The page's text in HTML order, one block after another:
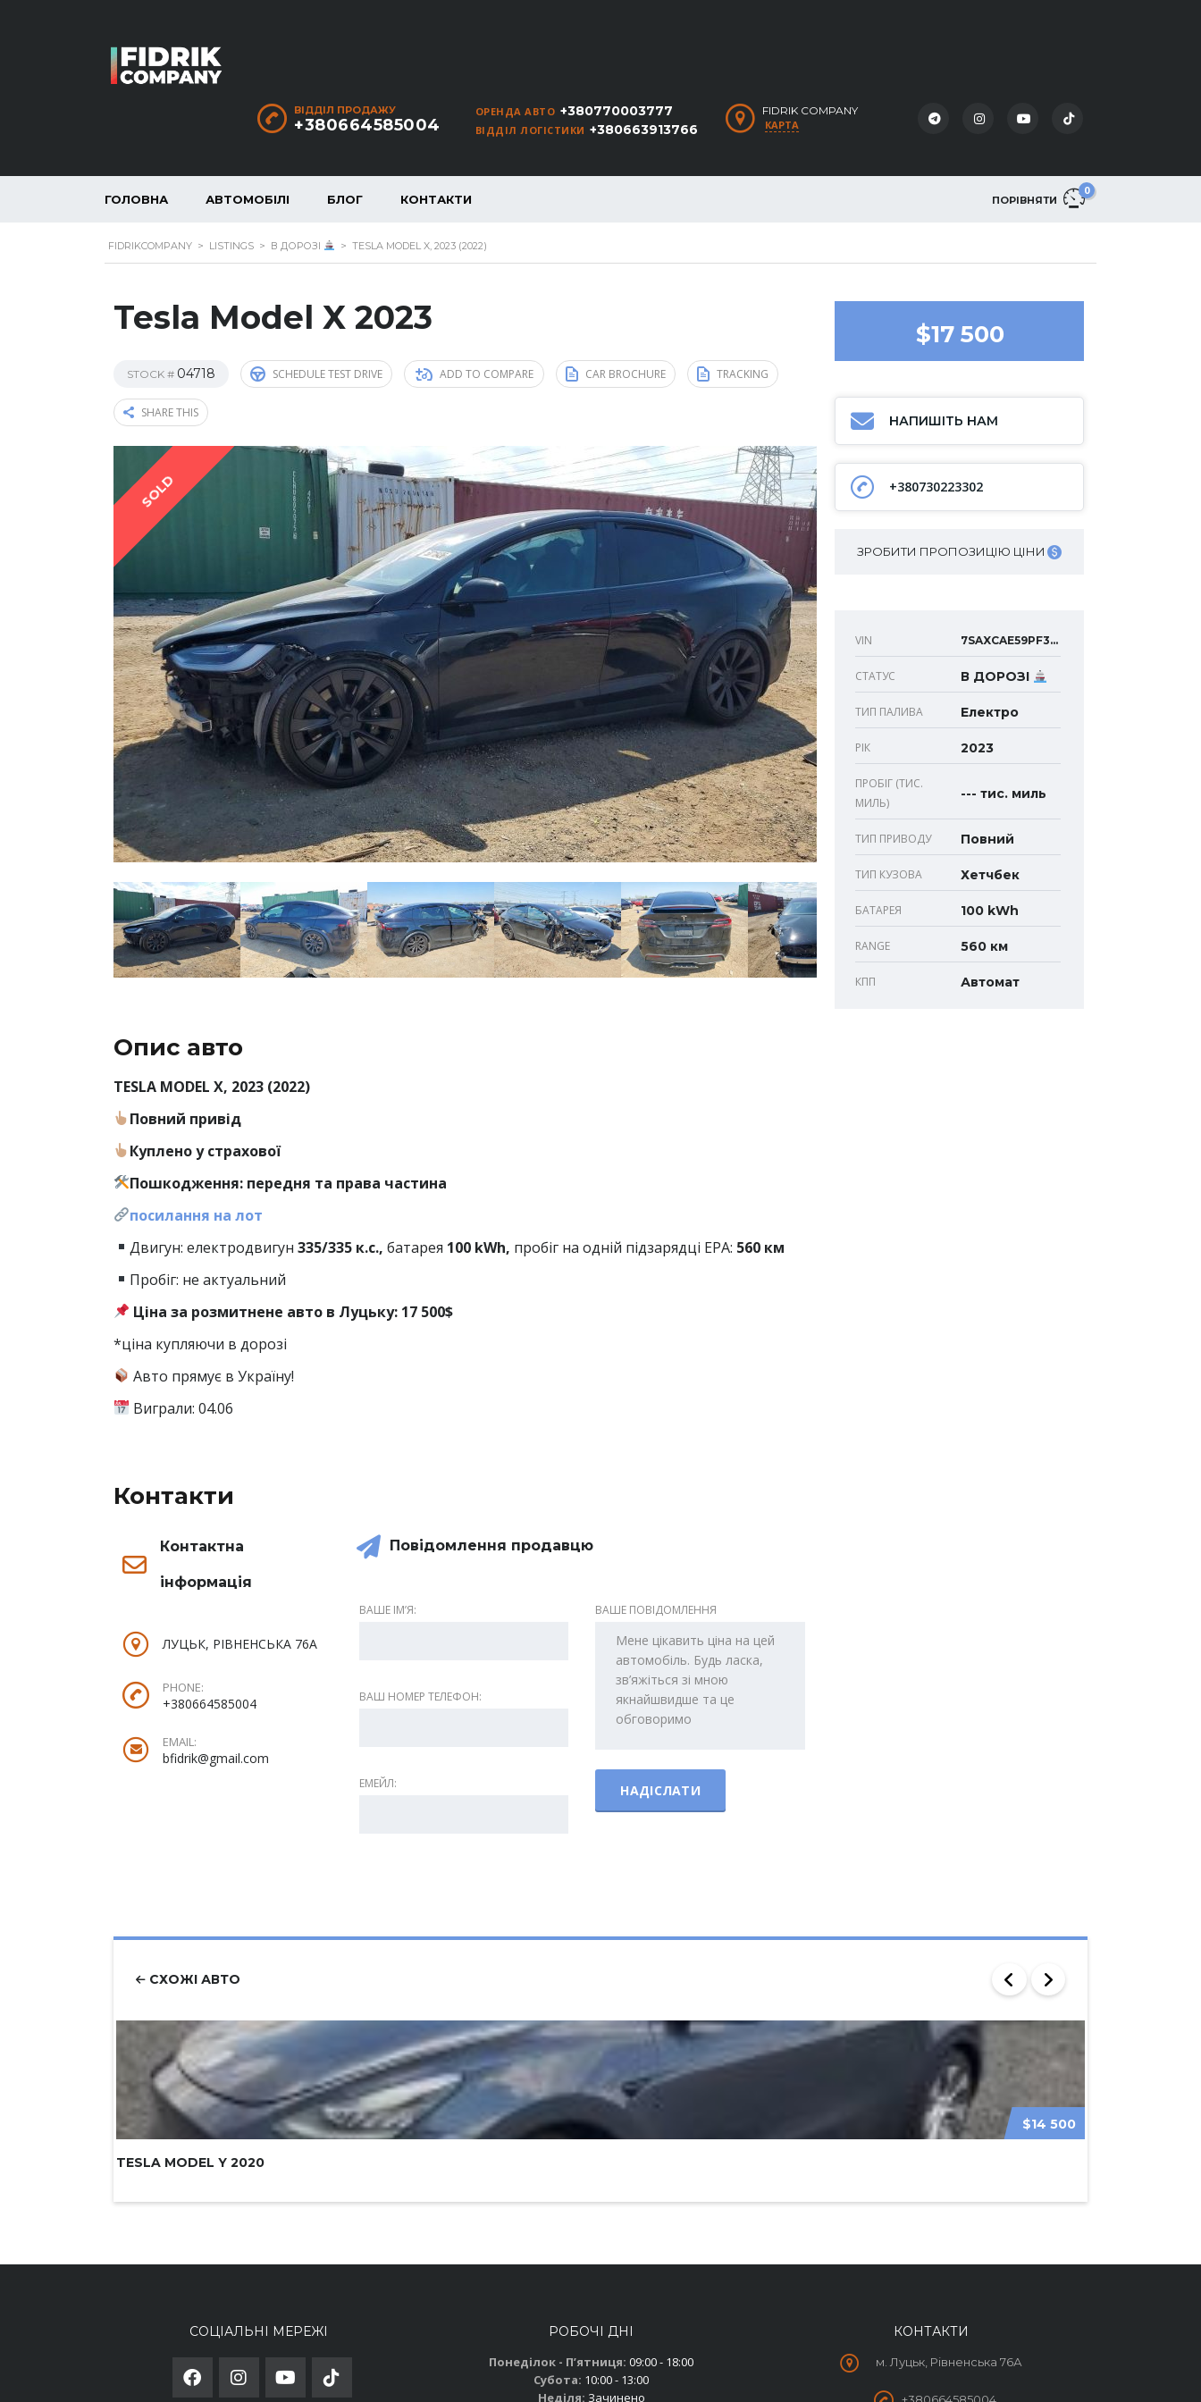
FIDRIK COMPANY
КАРТА
ОРЕНДА АВТО +380770003777
ВІДДІЛ ЛОГІСТИКИ +380663913766
ВІДДІЛ ПРОДАЖУ
+380664585004
ПОРІВНЯТИ
0
ГОЛОВНА АВТОМОБІЛІ БЛОГ КОНТАКТИ
FIDRIKCOMPANY > LISTINGS > В ДОРОЗІ > TESLA MODEL X, 2023 (2022)
Tesla Model X 2023
STOCK # 04718 SCHEDULE TEST DRIVE ADD TO COMPARE CAR BROCHURE TRACKING
SHARE THIS
SOLD
Опис авто
TESLA MODEL X, 2023 (2022)
Повний привід
Куплено у страхової
Пошкодження: передня та права частина
посилання на лот
Двигун: електродвигун 335/335 к.с.,батарея 100 kWh, пробіг на одній підзарядці EPA: 560 км
Пробіг: не актуальний
Ціна за розмитнене авто в Луцьку: 17 500$
*ціна купляючи в дорозі
Авто прямує в Україну!
Виграли: 04.06
Контакти
Контактна
інформація
ЛУЦЬК, РІВНЕНСЬКА 76А
PHONE:
+380664585004
EMAIL:
bfidrik@gmail.com
Повідомлення продавцю
ВАШЕ ІМʼЯ:
ВАШ НОМЕР ТЕЛЕФОН:
ЕМЕЙЛ:
ВАШЕ ПОВІДОМЛЕННЯ
$17 500
НАПИШІТЬ НАМ
+380730223302
ЗРОБИТИ ПРОПОЗИЦІЮ ЦІНИ
VIN 7SAXCAE59PF367333
СТАТУС В ДОРОЗІ
ТИП ПАЛИВА Електро
РІК 2023
ПРОБІГ (ТИС.
МИЛЬ)
--- тис. миль
ТИП ПРИВОДУ Повний
ТИП КУЗОВА Хетчбек
БАТАРЕЯ 100 kWh
RANGE 560 км
КПП Автомат
СХОЖІ АВТО
$14 500
TESLA MODEL Y 2020
СОЦІАЛЬНІ МЕРЕЖІ
РОБОЧІ ДНІ
Понеділок - Пʼятниця: 09:00 - 18:00
Субота: 10:00 - 13:00
Неділя: Зачинено
КОНТАКТИ
м. Луцьк, Рівненська 76А